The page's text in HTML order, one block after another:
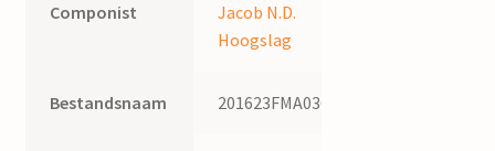
Componist
Jacob N.D.
Hoogslag
Bestandsnaam 201623FMA036